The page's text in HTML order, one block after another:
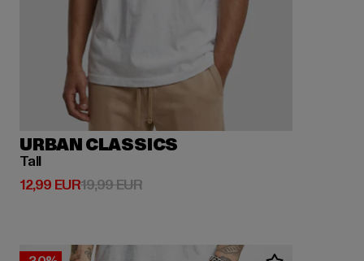
URBAN CLASSICS
Tall
12,99 EUR
Derzeitiger Preis: 12,99 EUR
19,99 EURAktionspreis: 19,99 EUR